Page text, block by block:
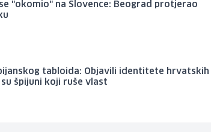
"okomio" na Slovence: Beograd protjerao
tabloida: Objavili identitete hrvatskih
špijuni koji ruše vlast